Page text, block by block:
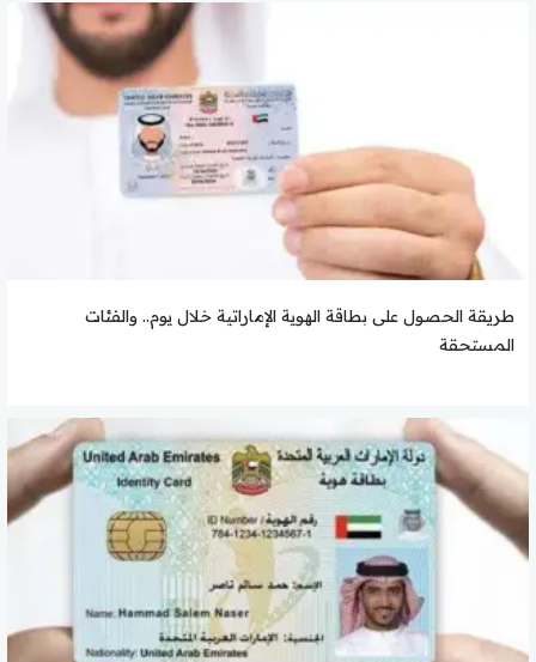
طريقة الحصول على بطاقة الهوية الإماراتية خلال يوم.. والفئات
المستحقة